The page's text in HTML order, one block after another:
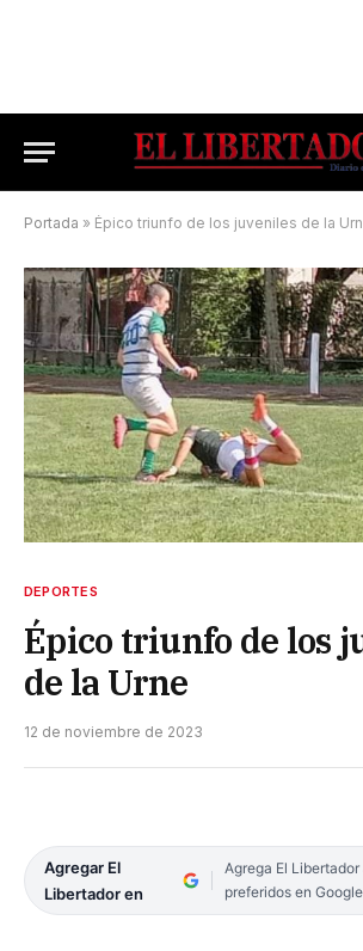
Portada » Épico triunfo de los juveniles de la
DEPORTES
Épico triunfo de los
de la Urne
12 de noviembre de 2023
Agregar El
Libertador en
Agrega El
preferidos en Google